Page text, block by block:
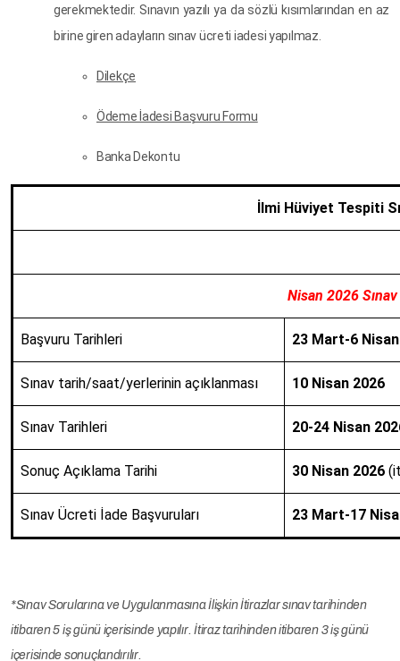
gerekmektedir. Sınavın yazılı ya da sözlü kısımlarından en az
birine giren adayların sınav ücreti iadesi yapılmaz.
Dilekçe
Ödeme İadesi Başvuru Formu
Banka Dekontu
İlmi Hüviyet Tespiti
Nisan 2026
Başvuru Tarihleri 23 Mart-6
Sınav tarih/saat/yerlerinin açıklanması 10 Nisan 2026
Sınav Tarihleri 20-24 Nisan
Sonuç Açıklama Tarihi 30 Nisan 2026
Sınav Ücreti İade Başvuruları 23 Mart-17
*Sınav Sorularına ve Uygulanmasına İlişkin İtirazlar sınav tarihinden
itibaren 5 iş günü içerisinde yapılır. İtiraz tarihinden itibaren 3 iş günü
içerisinde sonuçlandırılır.